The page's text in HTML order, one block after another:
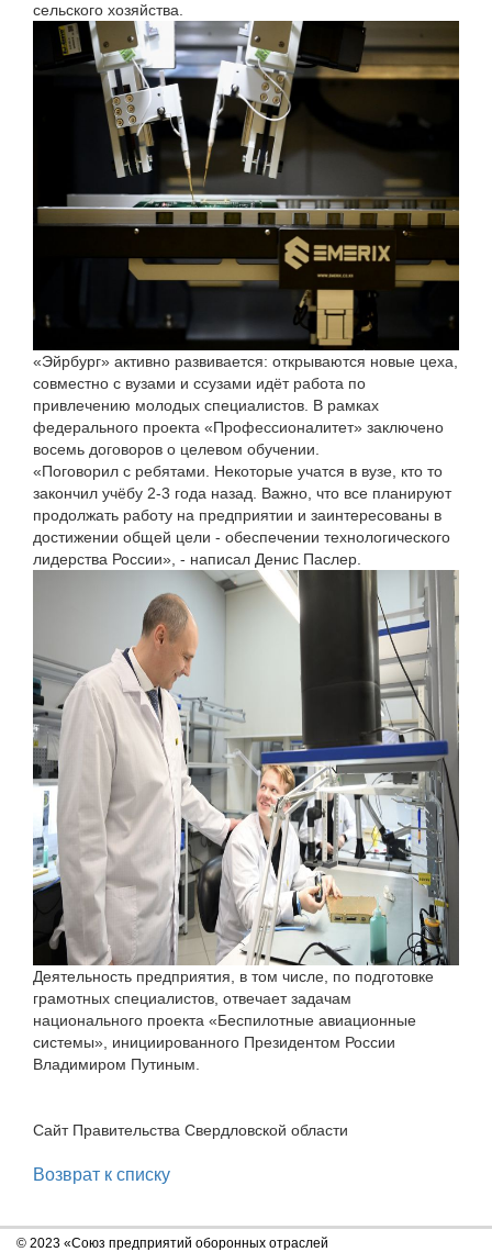
сельского хозяйства.
«Эйрбург» активно развивается: открываются новые цеха,
совместно с вузами и ссузами идёт работа по
привлечению молодых специалистов. В рамках
федерального проекта «Профессионалитет» заключено
восемь договоров о целевом обучении.
«Поговорил с ребятами. Некоторые учатся в вузе, кто то
закончил учёбу 2-3 года назад. Важно, что все планируют
продолжать работу на предприятии и заинтересованы в
достижении общей цели - обеспечении технологического
лидерства России», - написал Денис Паслер.
Деятельность предприятия, в том числе, по подготовке
грамотных специалистов, отвечает задачам
национального проекта «Беспилотные авиационные
системы», инициированного Президентом России
Владимиром Путиным.
Сайт Правительства Свердловской области
Возврат к списку
© 2023 «Союз предприятий оборонных отраслей